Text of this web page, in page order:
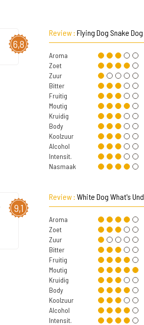
6,8
Review : Flying Dog Snake Dog
Aroma
Zoet
Zuur
Bitter
Fruitig
Moutig
Kruidig
Body
Koolzuur
Alcohol
Intensit.
Nasmaak
9,1
Review : White Dog What's
Aroma
Zoet
Zuur
Bitter
Fruitig
Moutig
Kruidig
Body
Koolzuur
Alcohol
Intensit.